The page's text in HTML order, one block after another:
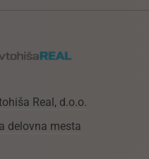
Real, d.o.o.
delovna mesta